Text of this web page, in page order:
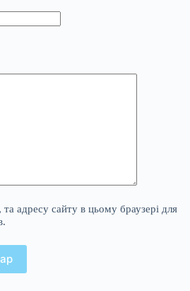
адресу сайту в цьому браузері для